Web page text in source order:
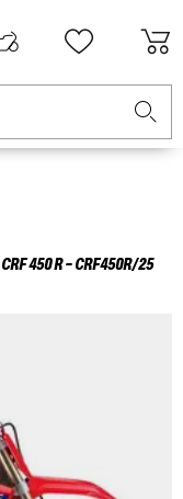
CRF 450 R - CRF450R/25